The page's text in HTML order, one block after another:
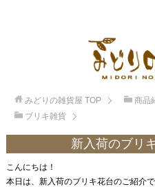
みどりの雑貨屋 TOP 商品
ブリキ雑貨
新入荷のブリ
こんにちは！
本日は、新入荷のブリキ花台のご紹介